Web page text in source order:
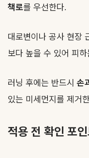
책로를 우선한다.
대로변이나 공사 현장
보다 높을 수 있어 피
러닝 후에는 반드시손
있는 미세먼지를 제거
적용 전 확인 포